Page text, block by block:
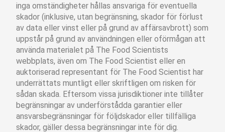
inga omständigheter hållas ansvariga för eventuella
skador (inklusive, utan begränsning, skador för förlust
av data eller vinst eller på grund av affärsavbrott) som
uppstår på grund av användningen eller oförmågan att
använda materialet på The Food Scientists
webbplats, även om The Food Scientist eller en
auktoriserad representant för The Food Scientist har
underrättats muntligt eller skriftligen om risken för
sådan skada. Eftersom vissa jurisdiktioner inte tillåter
begränsningar av underförstådda garantier eller
ansvarsbegränsningar för följdskador eller tillfälliga
skador, gäller dessa begränsningar inte för dig.